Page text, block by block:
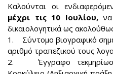
Καλούνται οι
μέχρι τις 10 Ιουλίου,να
δικαιολογητικά ως
1. Σύντομο βιογραφικό
αριθμό τραπεζικού τους
2. Έγγραφο